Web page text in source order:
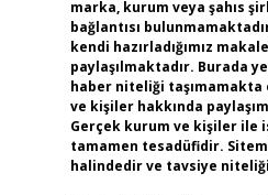
marka, kurum veya şahıs
bağlantısı
kendi hazırladığımız
paylaşılmaktadır. Burada
haber niteliği taşımamakta
ve kişiler hakkında
Gerçek kurum ve kişiler ile
tamamen tesadüfidir.
halindedir ve tavsiye